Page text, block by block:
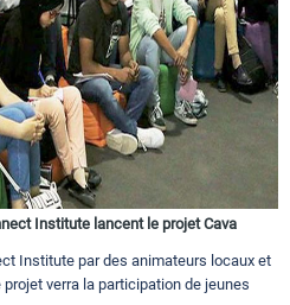
Institute lancent le projet Cava
Institute par des animateurs locaux et
verra la participation de jeunes